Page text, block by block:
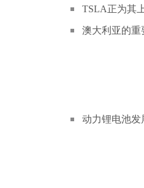
TSLA正为其
澳大利亚的重
动力锂电池发